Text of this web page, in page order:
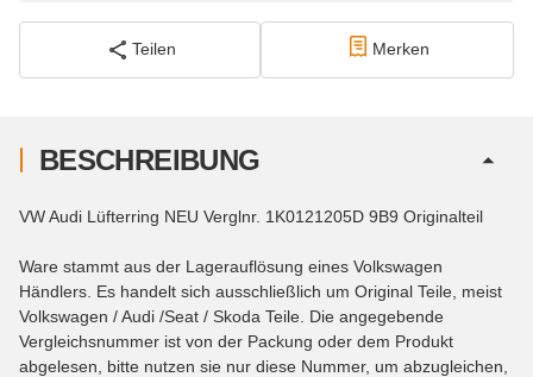
Teilen Merken
BESCHREIBUNG
VW Audi Lüfterring NEU Verglnr. 1K0121205D 9B9 Originalteil
Ware stammt aus der Lagerauflösung eines Volkswagen
Händlers. Es handelt sich ausschließlich um Original Teile, meist
Volkswagen / Audi /Seat / Skoda Teile. Die angegebende
Vergleichsnummer ist von der Packung oder dem Produkt
abgelesen, bitte nutzen sie nur diese Nummer, um abzugleichen,